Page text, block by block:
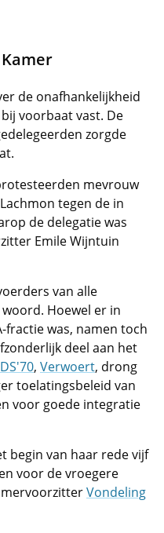
de onafhankelijkheid
voorbaat vast. De
zorgde
mevrouw
tegen de in
de delegatie was
Emile Wijntuin
van alle
Hoewel er in
fractie was, namen toch
deel aan het
DS'70, Verwoert, drong
toelatingsbeleid van
voor goede integratie
begin van haar rede vijf
voor de vroegere
Vondeling